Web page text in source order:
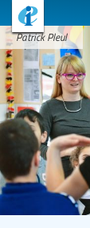
Patrick Pleul